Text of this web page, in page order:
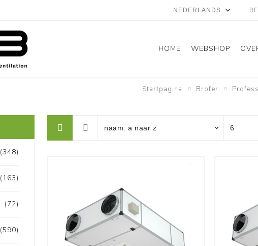
HOME WEBSHOP
Panasonic
Domestic RAC
Commercieel PAC
Gree
Startpagina Brofer
(348)
(163)
(72)
(590)